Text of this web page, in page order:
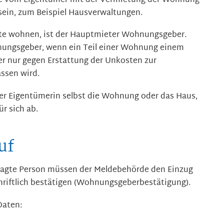
zum Beispiel Hausverwaltungen.
wohnen, ist der Hauptmieter Wohnungsgeber.
wenn ein Teil einer Wohnung einem
nur gegen Erstattung der Unkosten zur
wird.
Eigentümerin selbst die Wohnung oder das Haus,
sich ab.
Person müssen der Meldebehörde den Einzug
bestätigen (Wohnungsgeberbestätigung).